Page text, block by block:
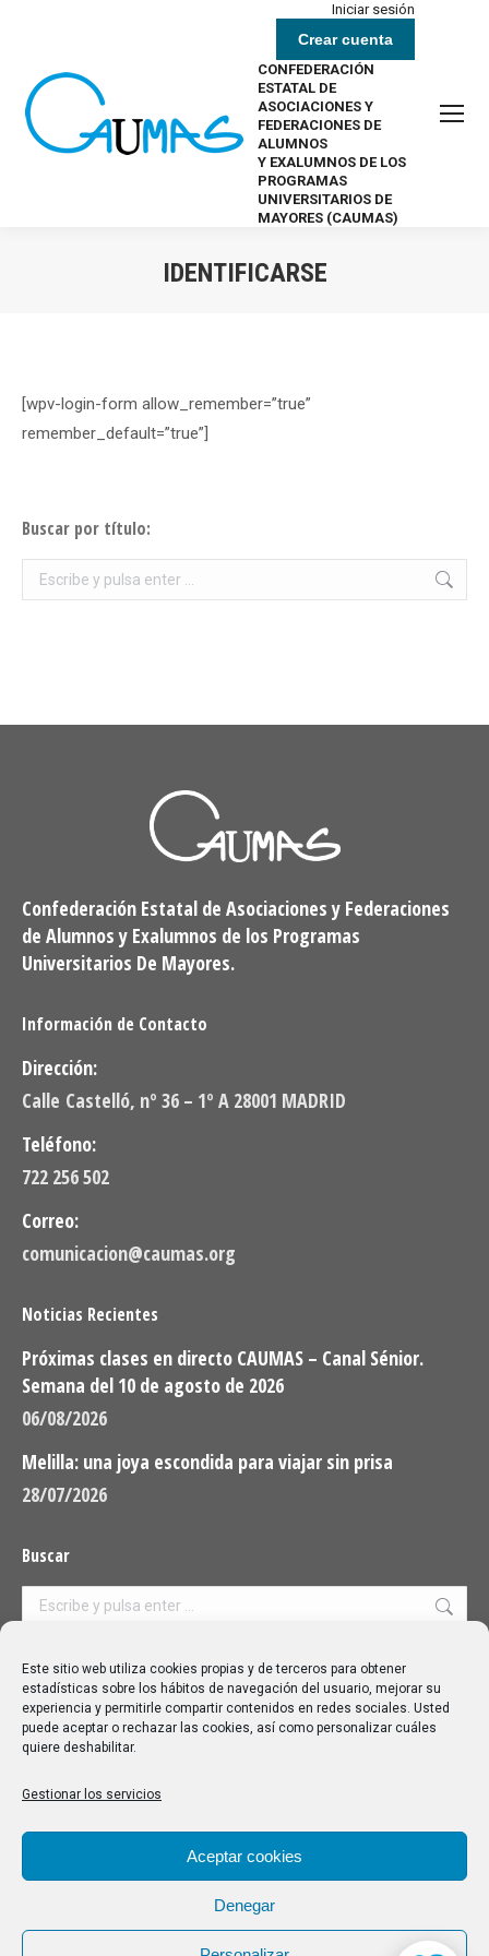
Este sitio web utiliza cookies propias y de terceros para obtener
estadísticas sobre los hábitos de navegación del usuario, mejorar su
experiencia y permitirle compartir contenidos en redes sociales. Usted
puede aceptar o rechazar las cookies, así como personalizar cuáles
quiere deshabilitar.
Gestionar los servicios
Aceptar cookies
Denegar
Iniciar sesión
Crear cuenta
CONFEDERACIÓN
ESTATAL DE
ASOCIACIONES Y
FEDERACIONES DE
ALUMNOS
Y EXALUMNOS DE LOS
PROGRAMAS
UNIVERSITARIOS DE
MAYORES (CAUMAS)
IDENTIFICARSE
[wpv-login-form allow_remember=”true”
remember_default=”true”]
Buscar por título:
Buscar:
Confederación Estatal de Asociaciones y Federaciones
de Alumnos y Exalumnos de los Programas
Universitarios De Mayores.
Información de Contacto
Dirección:
Calle Castelló, nº 36 – 1º A 28001 MADRID
Teléfono:
722 256 502
Correo:
comunicacion@caumas.org
Noticias Recientes
Próximas clases en directo CAUMAS – Canal Sénior.
Semana del 10 de agosto de 2026
06/08/2026
Melilla: una joya escondida para viajar sin prisa
28/07/2026
Buscar
Buscar:
Aviso Legal|Política de privacidad|Política de cookies